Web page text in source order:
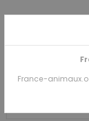
★★★★★
France-